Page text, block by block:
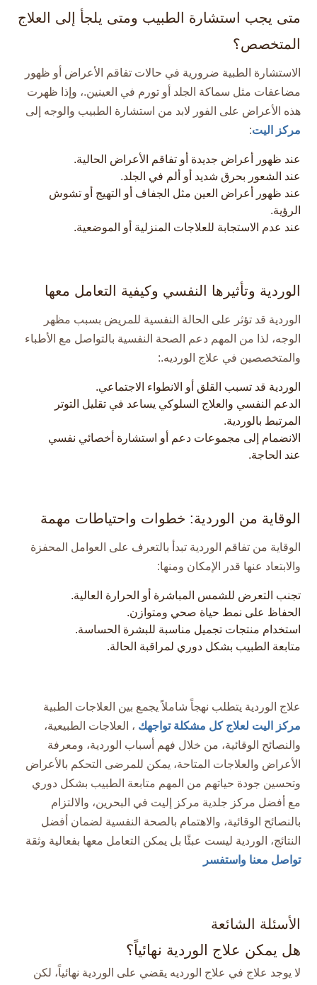
متى يجب استشارة الطبيب ومتى يلجأ إلى العلاج
المتخصص؟
الاستشارة الطبية ضرورية في حالات تفاقم الأعراض أو ظهور
مضاعفات مثل سماكة الجلد أو تورم في العينين.، وإذا ظهرت
هذه الأعراض على الفور لابد من استشارة الطبيب والوجه إلى
مركز اليت:
عند ظهور أعراض جديدة أو تفاقم الأعراض الحالية.
عند الشعور بحرق شديد أو ألم في الجلد.
عند ظهور أعراض العين مثل الجفاف أو التهيج أو تشوش
الرؤية.
عند عدم الاستجابة للعلاجات المنزلية أو الموضعية.
الوردية وتأثيرها النفسي وكيفية التعامل معها
الوردية قد تؤثر على الحالة النفسية للمريض بسبب مظهر
الوجه، لذا من المهم دعم الصحة النفسية بالتواصل مع الأطباء
والمتخصصين في علاج الورديه.:
الوردية قد تسبب القلق أو الانطواء الاجتماعي.
الدعم النفسي والعلاج السلوكي يساعد في تقليل التوتر
المرتبط بالوردية.
الانضمام إلى مجموعات دعم أو استشارة أخصائي نفسي
عند الحاجة.
الوقاية من الوردية: خطوات واحتياطات مهمة
الوقاية من تفاقم الوردية تبدأ بالتعرف على العوامل المحفزة
والابتعاد عنها قدر الإمكان ومنها:
تجنب التعرض للشمس المباشرة أو الحرارة العالية.
الحفاظ على نمط حياة صحي ومتوازن.
استخدام منتجات تجميل مناسبة للبشرة الحساسة.
متابعة الطبيب بشكل دوري لمراقبة الحالة.
علاج الوردية يتطلب نهجاً شاملاً يجمع بين العلاجات الطبية
مركز اليت لعلاج كل مشكلة تواجهك ، العلاجات الطبيعية،
والنصائح الوقائية، من خلال فهم أسباب الوردية، ومعرفة
الأعراض والعلاجات المتاحة، يمكن للمرضى التحكم بالأعراض
وتحسين جودة حياتهم من المهم متابعة الطبيب بشكل دوري
مع أفضل مركز جلدية مركز إليت في البحرين، والالتزام
بالنصائح الوقائية، والاهتمام بالصحة النفسية لضمان أفضل
النتائج، الوردية ليست عبئًا بل يمكن التعامل معها بفعالية وثقة
تواصل معنا واستفسر
الأسئلة الشائعة
هل يمكن علاج الوردية نهائياً؟
لا يوجد علاج في علاج الورديه يقضي على الوردية نهائياً، لكن